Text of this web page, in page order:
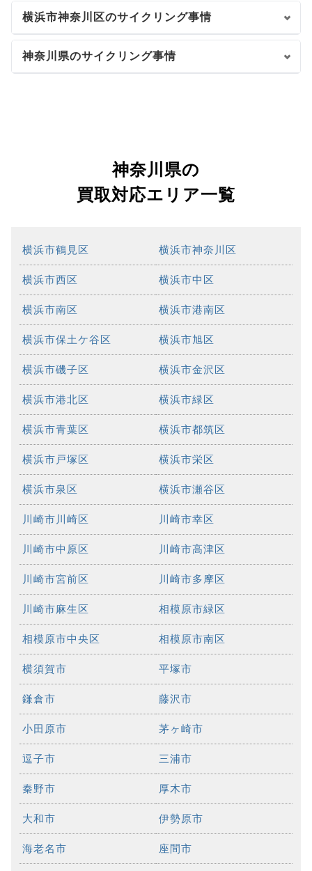
横浜市神奈川区のサイクリング事情
神奈川県のサイクリング事情
神奈川県の
買取対応エリア一覧
横浜市鶴見区 横浜市神奈川区
横浜市西区 横浜市中区
横浜市南区 横浜市港南区
横浜市保土ケ谷区 横浜市旭区
横浜市磯子区 横浜市金沢区
横浜市港北区 横浜市緑区
横浜市青葉区 横浜市都筑区
横浜市戸塚区 横浜市栄区
横浜市泉区 横浜市瀬谷区
川崎市川崎区 川崎市幸区
川崎市中原区 川崎市高津区
川崎市宮前区 川崎市多摩区
川崎市麻生区 相模原市緑区
相模原市中央区 相模原市南区
横須賀市 平塚市
鎌倉市 藤沢市
小田原市 茅ヶ崎市
逗子市 三浦市
秦野市 厚木市
大和市 伊勢原市
海老名市 座間市